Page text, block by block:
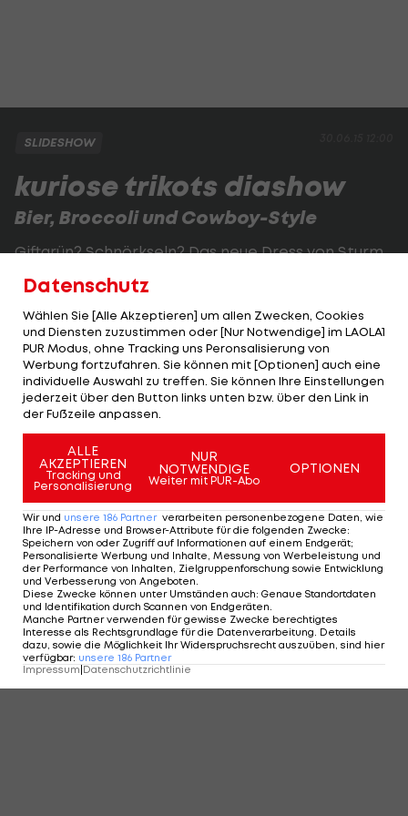
SLIDESHOW
kuriose trikots diashow
Bier, Broccoli und Cowboy-Style
Giftgrün? Schnörkseln? Das neue Dress von Sturm
Graz sorgt für wenig Begeisterung im Netz.
1 VON 47
KOMMENTARE
Datenschutz
Wählen Sie [Alle Akzeptieren] um allen Zwecken, Cookies
und Diensten zuzustimmen oder [Nur Notwendige] im LAOLA1
PUR Modus, ohne Tracking uns Peronsalisierung von
Werbung fortzufahren. Sie können mit [Optionen] auch eine
individuelle Auswahl zu treffen. Sie können Ihre Einstellungen
jederzeit über den Button links unten bzw. über den Link in
der Fußzeile anpassen.
ALLE
AKZEPTIEREN
Tracking und
Personalisierung
NUR
NOTWENDIGE
Weiter mit PUR-Abo
OPTIONEN
Wir und unsere 186 Partner verarbeiten personenbezogene Daten, wie
Ihre IP-Adresse und Browser-Attribute für die folgenden Zwecke:
Speichern von oder Zugriff auf Informationen auf einem Endgerät;
Personalisierte Werbung und Inhalte, Messung von Werbeleistung und
der Performance von Inhalten, Zielgruppenforschung sowie Entwicklung
und Verbesserung von Angeboten.
Diese Zwecke können unter Umständen auch: Genaue Standortdaten
und Identifikation durch Scannen von Endgeräten.
Manche Partner verwenden für gewisse Zwecke berechtigtes
Interesse als Rechtsgrundlage für die Datenverarbeitung. Details
dazu, sowie die Möglichkeit Ihr Widerspruchsrecht auszuüben, sind hier
verfügbar: unsere 186 Partner
Impressum Datenschutzrichtlinie